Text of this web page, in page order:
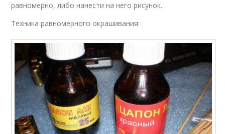
равномерно, либо нанести на него рисунок.
Техника равномерного окрашивания: